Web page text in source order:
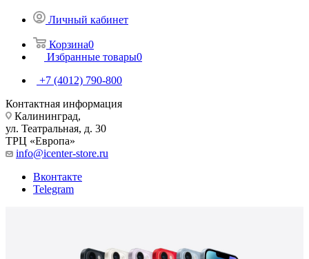
Личный кабинет
Корзина0
Избранные товары0
+7 (4012) 790-800
Контактная информация
Калининград,
ул. Театральная, д. 30
ТРЦ «Европа»
info@icenter-store.ru
Вконтакте
Telegram